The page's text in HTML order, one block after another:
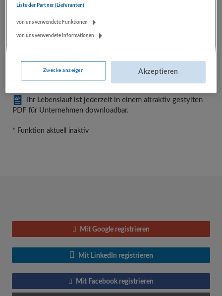
sichtbar.
Sie sehen im Dashboard live welche Unternehmen Ihren
Lebenslauf besucht haben.
Sie eine Übersicht über alle gesendeten Bewerbungen und
deren Status.
Ihr Lebenslauf ist jederzeit in einem attraktiv gestylten
PDF für Unternehmen downloadbar.
* Funktion aktuell inaktiv
Mit Google registrieren
Mit LinkedIn registrieren
Mit Facebook registrieren
Liste der Partner (Lieferanten)
von uns verwendete Funktionen
von uns verwendete Informationen
Zwecke anzeigen Akzeptieren